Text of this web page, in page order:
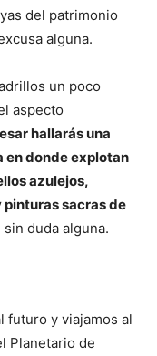
del patrimonio
alguna.
un poco
aspecto
hallarás una
donde explotan
azulejos,
pinturas sacras de
duda alguna.
futuro y viajamos al
Planetario de